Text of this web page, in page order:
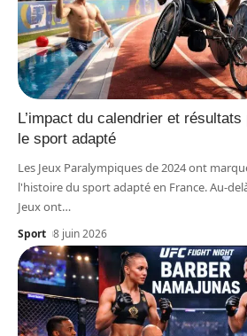
L’impact du calendrier et
le sport adapté
Les Jeux Paralympiques de 2024 ont
l'histoire du sport adapté en France. Au-
Jeux ont…
Sport 8 juin 2026